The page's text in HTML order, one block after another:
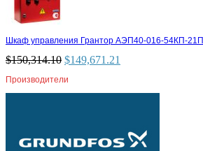
Шкаф управления Грантор АЭП40-016-54КП-21П
$150,314.10 $149,671.21
Производители